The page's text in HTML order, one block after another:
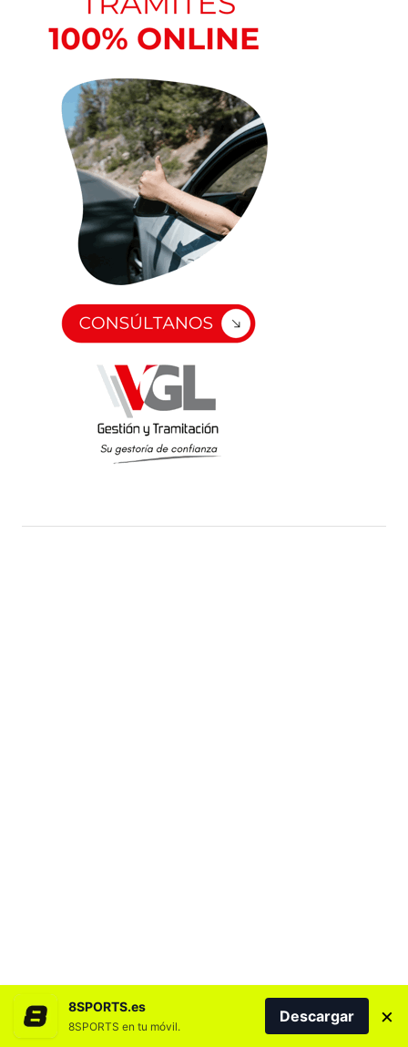
8SPORTS.es
8SPORTS en tu móvil.
Descargar ×